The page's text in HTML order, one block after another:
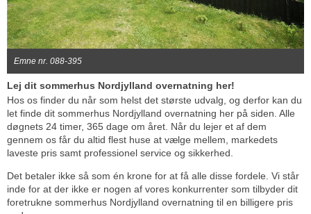
Emne nr. 088-395
Lej dit sommerhus Nordjylland overnatning her!
Hos os finder du når som helst det største udvalg, og derfor kan du
let finde dit sommerhus Nordjylland overnatning her på siden. Alle
døgnets 24 timer, 365 dage om året. Når du lejer et af dem
gennem os får du altid flest huse at vælge mellem, markedets
laveste pris samt professionel service og sikkerhed.
Det betaler ikke så som én krone for at få alle disse fordele. Vi står
inde for at der ikke er nogen af vores konkurrenter som tilbyder dit
foretrukne sommerhus Nordjylland overnatning til en billigere pris